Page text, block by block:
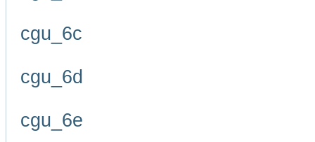
cgu_6c
cgu_6d
cgu_6e